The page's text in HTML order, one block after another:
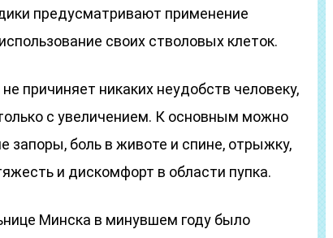
предусматривают применение
своих стволовых клеток.
причиняет никаких неудобств человеку,
с увеличением. К основным можно
запоры, боль в животе и спине, отрыжку,
и дискомфорт в области пупка.
Минска в минувшем году было